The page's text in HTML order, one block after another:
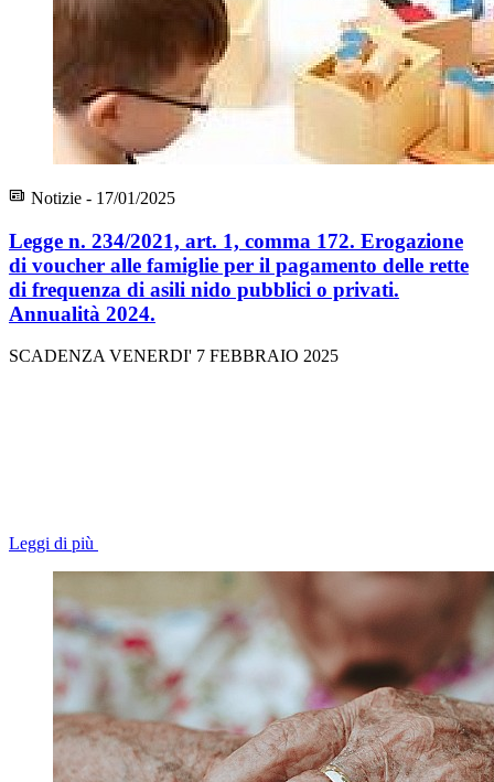
Notizie - 17/01/2025
Legge n. 234/2021, art. 1, comma 172. Erogazione
di voucher alle famiglie per il pagamento delle rette
di frequenza di asili nido pubblici o privati.
Annualità 2024.
SCADENZA VENERDI' 7 FEBBRAIO 2025
Leggi di più